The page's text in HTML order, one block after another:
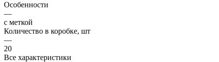
Особенности
—
с меткой
Количество в коробке, шт
—
20
Все характеристики